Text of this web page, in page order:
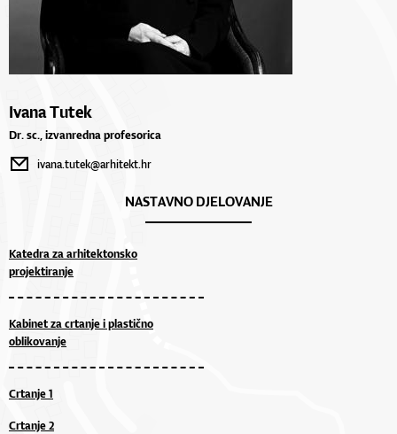
Ivana Tutek
Dr. sc., izvanredna profesorica
ivana.tutek@arhitekt.hr
NASTAVNO DJELOVANJE
Katedra za arhitektonsko
projektiranje
Kabinet za crtanje i plastično
oblikovanje
Crtanje 1
Crtanje 2